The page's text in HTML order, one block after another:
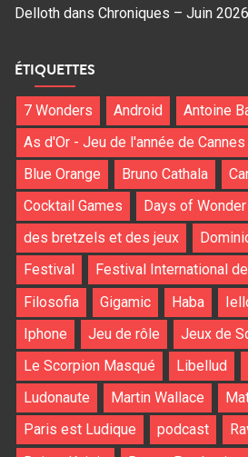
Delloth dans Chroniques – Juin 2026
ÉTIQUETTES
7 Wonders Android Antoine
As d'Or - Jeu de l'année de Cannes
Blue Orange
Bruno Cathala
Cocktail Games
Days of Wonder
des bretzels et des jeux
Festival
Festival International
Filosofia
Gigamic Haba
Iphone
Jeu de rôle Jeux de
Le Scorpion Masqué
Libellud
Ludonaute
Martin Wallace
Paris est Ludique
podcast